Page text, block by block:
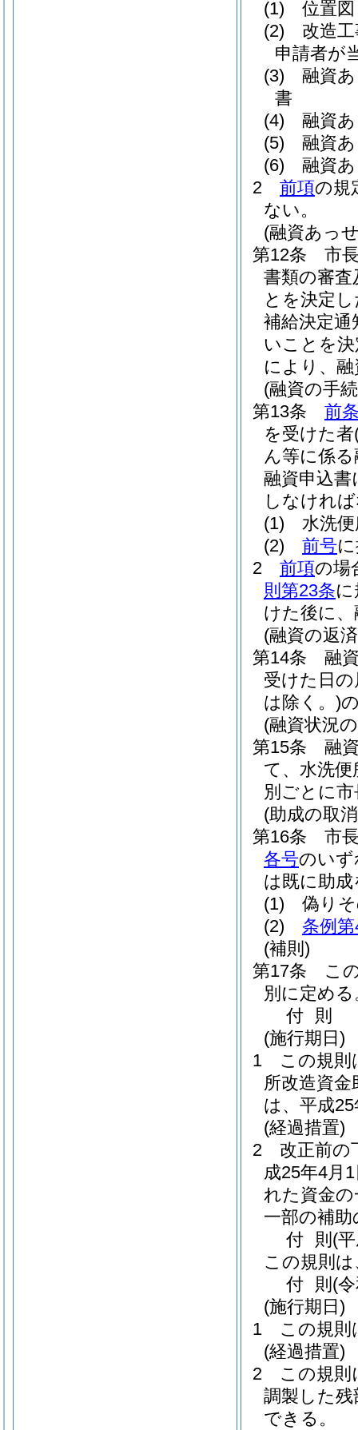
(1)
位置図
(2)
改造
申請者が
(3)
融資
書
(4)
融資
(5)
融資
(6)
融資
2
前項の規
ない。
(融資あっ
第12条
市
書類の審
とを決定
補給決定通
いことを
により、
(融資の手
第13条
前
を受けた者
ん等に係
融資申込
しなけれ
(1)
水洗
(2)
前号
2
前項の場
則第23条
けた後に
(融資の返
第14条
融
受けた日
は除く。)
(融資状況
第15条
融
て、水洗便
別ごとに
(助成の取
第16条
市
各号のいず
は既に助
(1)
偽り
(2)
条例
(補則)
第17条
こ
別に定める
付 則
(施行期日)
1
この規則
所改造資金
は、平成
(経過措置)
2
改正前の
成25年4月
れた資金
一部の補
付 則 (
この規則
付 則 (
(施行期日)
1
この規則
(経過措置)
2
この規則
調製した
できる。